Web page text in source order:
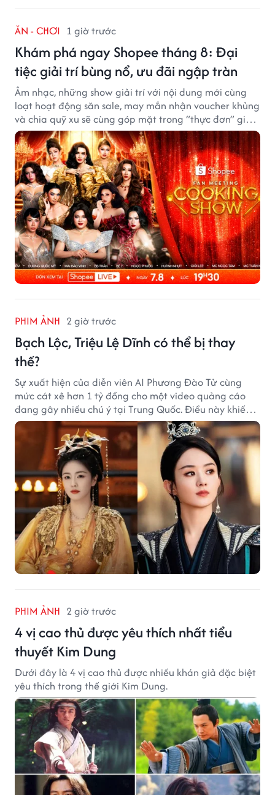
ĂN - CHƠI 1 giờ trước
Khám phá ngay Shopee tháng 8: Đại
tiệc giải trí bùng nổ, ưu đãi ngập tràn
Âm nhạc, những show giải trí với nội dung mới cùng
loạt hoạt động săn sale, may mắn nhận voucher khủng
và chia quỹ xu sẽ cùng góp mặt trong “thực đơn” giải
trí cuối tuần trên Shopee, diễn ra liên tiếp vào ngày
7/8 và 8/8.
PHIM ẢNH 2 giờ trước
Bạch Lộc, Triệu Lệ Dĩnh có thể bị thay
thế?
Sự xuất hiện của diễn viên AI Phương Đào Tử cùng
mức cát xê hơn 1 tỷ đồng cho một video quảng cáo
đang gây nhiều chú ý tại Trung Quốc. Điều này khiến
không ít người đặt câu hỏi liệu những ngôi sao hàng
đầu như Bạch Lộc, Triệu Lệ Dĩnh có thể bị thay thế
trong tương lai.
PHIM ẢNH 2 giờ trước
4 vị cao thủ được yêu thích nhất tiểu
thuyết Kim Dung
Dưới đây là 4 vị cao thủ được nhiều khán giả đặc biệt
yêu thích trong thế giới Kim Dung.